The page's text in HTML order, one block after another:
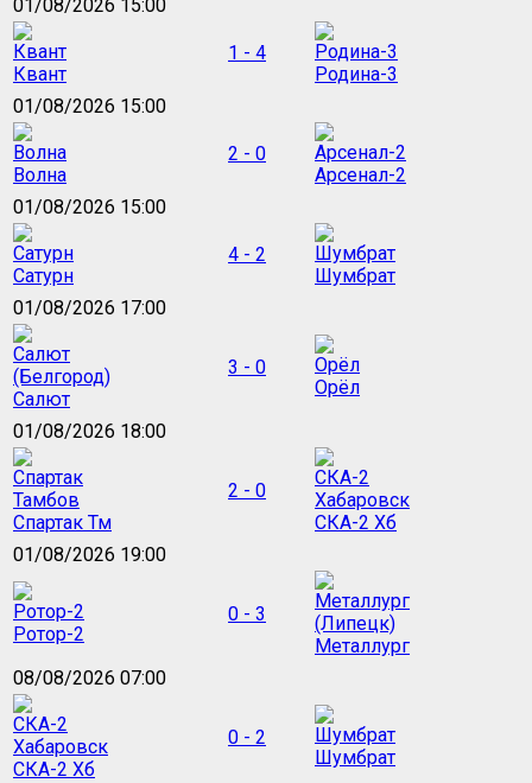
01/08/2026 15:00
Квант
1 - 4
Родина-3
01/08/2026 15:00
Волна
2 - 0
Арсенал-2
01/08/2026 15:00
Сатурн
4 - 2
Шумбрат
01/08/2026 17:00
Салют
3 - 0
Орёл
01/08/2026 18:00
Спартак Тм
2 - 0
СКА-2 Хб
01/08/2026 19:00
Ротор-2
0 - 3
Металлург
08/08/2026 07:00
СКА-2 Хб
0 - 2
Шумбрат